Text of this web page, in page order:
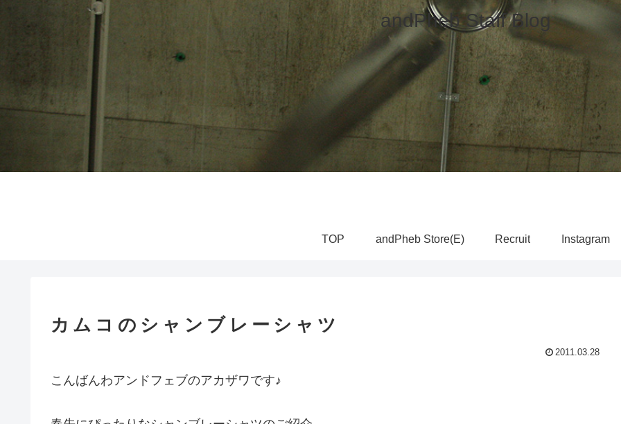
andPheb Staff Blog
TOP andPheb Store(E) Recruit Instagram
カムコのシャンブレーシャツ
2011.03.28
こんばんわアンドフェブのアカザワです♪